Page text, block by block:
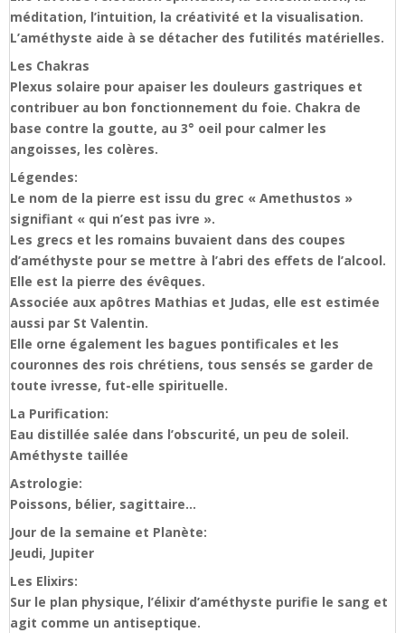
méditation, l’intuition, la créativité et la visualisation.
L’améthyste aide à se détacher des futilités matérielles.
Les Chakras
Plexus solaire pour apaiser les douleurs gastriques et
contribuer au bon fonctionnement du foie. Chakra de
base contre la goutte, au 3° oeil pour calmer les
angoisses, les colères.
Légendes:
Le nom de la pierre est issu du grec « Amethustos »
signifiant « qui n’est pas ivre ».
Les grecs et les romains buvaient dans des coupes
d’améthyste pour se mettre à l’abri des effets de l’alcool.
Elle est la pierre des évêques.
Associée aux apôtres Mathias et Judas, elle est estimée
aussi par St Valentin.
Elle orne également les bagues pontificales et les
couronnes des rois chrétiens, tous sensés se garder de
toute ivresse, fut-elle spirituelle.
La Purification:
Eau distillée salée dans l’obscurité, un peu de soleil.
Améthyste taillée
Astrologie:
Poissons, bélier, sagittaire…
Jour de la semaine et Planète:
Jeudi, Jupiter
Les Elixirs:
Sur le plan physique, l’élixir d’améthyste purifie le sang et
agit comme un antiseptique.